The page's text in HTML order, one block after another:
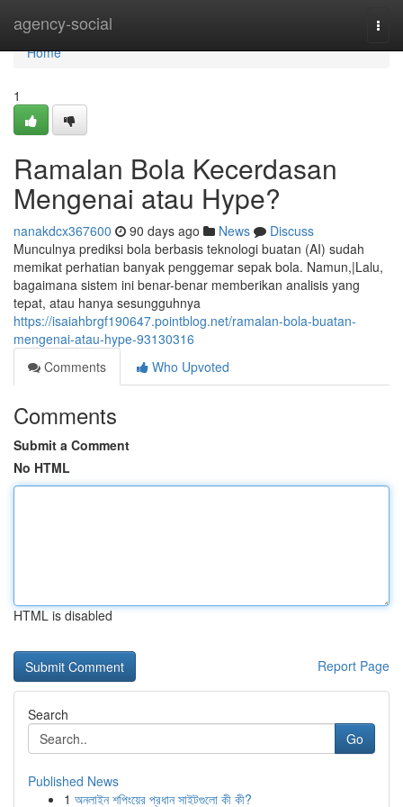
agency-social
Home
Home
1
Ramalan Bola Kecerdasan
Mengenai atau Hype?
nanakdcx367600 90 days ago News
Discuss
Munculnya prediksi bola berbasis teknologi buatan (AI) sudah
memikat perhatian banyak penggemar sepak bola. Namun,|Lalu,
bagaimana sistem ini benar-benar memberikan analisis yang
tepat, atau hanya sesungguhnya
https://isaiahbrgf190647.pointblog.net/ramalan-bola-buatan-
mengenai-atau-hype-93130316
Comments
Who Upvoted
Comments
Submit a Comment
No HTML
HTML is disabled
Report Page
Search
Go
Published News
1 অনলাইন শপিংয়ের প্রধান সাইটগুলো কী কী?